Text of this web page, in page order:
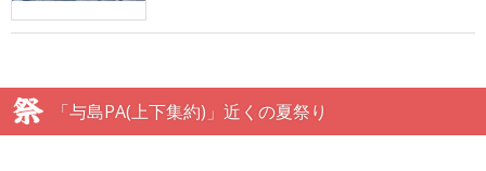
「与島PA(上下集約)」近くの夏祭り